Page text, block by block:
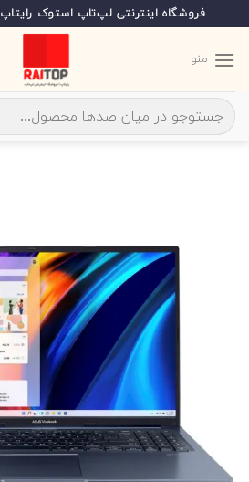
to
content
فروشگاه اینترنتی لپ‌تاپ استوک رایتاپ
منو
جستجو
برای: